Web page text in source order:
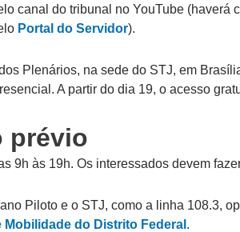
canal do tribunal no YouTube (haverá
Portal do Servidor).
Plenários, na sede do STJ, em
A partir do dia 19, o acesso
prévio
9h às 19h. Os interessados devem
Piloto e o STJ, como a linha 108.3,
do Distrito Federal .